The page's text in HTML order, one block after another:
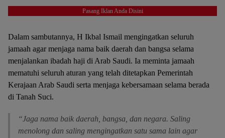
Pasang Iklan Anda Disini
Dalam sambutannya, H Ikbal Ismail mengingatkan seluruh
jamaah agar menjaga nama baik daerah dan bangsa selama
menjalankan ibadah haji di Arab Saudi. Ia meminta jamaah
mematuhi seluruh aturan yang telah ditetapkan Pemerintah
Kerajaan Arab Saudi serta menjaga kebersamaan selama berada
di Tanah Suci.
“Jaga nama baik daerah, bangsa, dan negara. Saling
menolong dan saling mengingatkan satu sama lain agar